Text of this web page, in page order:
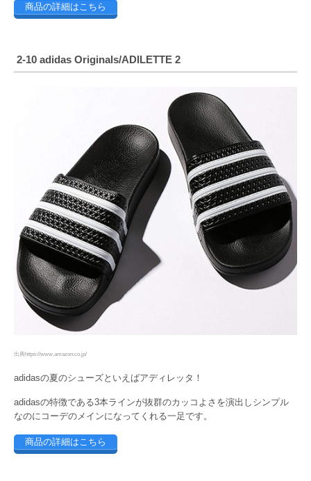
商品の詳細はこちら
2-10 adidas Originals/ADILETTE 2
出典https://www.amazon.co.jp/
adidasの夏のシューズといえばアディレッタ！
adidasの特徴である3本ラインが抜群のカッコよさを演出しシンプル
なのにコーデのメインになってくれる一足です。
商品の詳細はこちら